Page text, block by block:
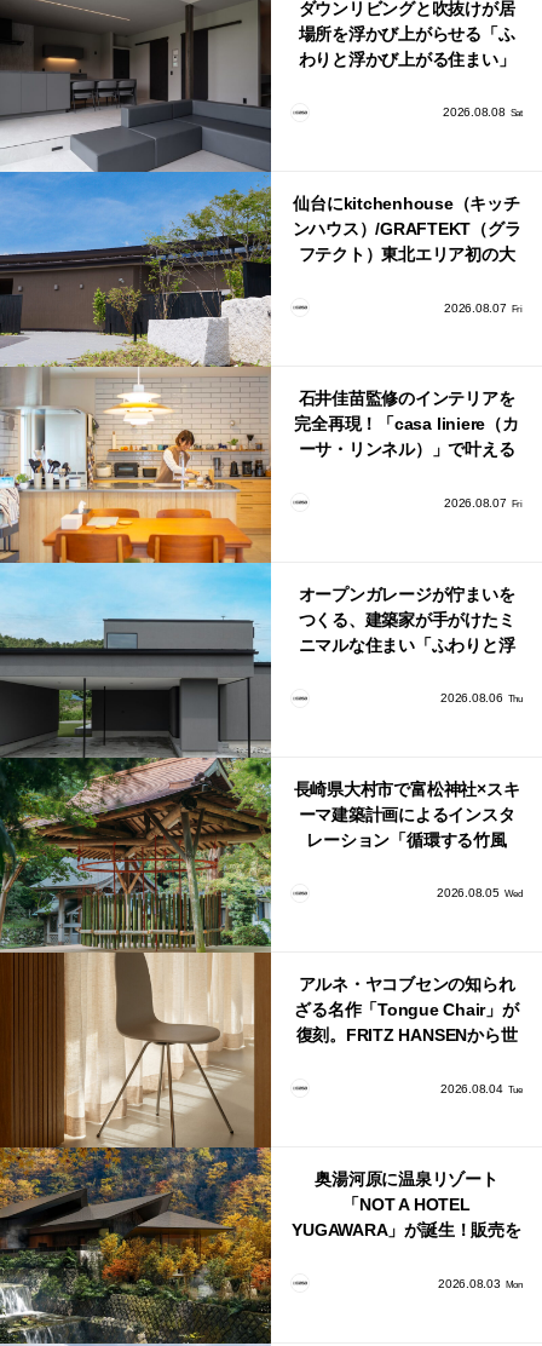
ダウンリビングと吹抜けが居
場所を浮かび上がらせる「ふ
わりと浮かび上がる住まい」
2026.08.08 Sat
仙台にkitchenhouse（キッチ
ンハウス）/GRAFTEKT（グラ
フテクト）東北エリア初の大
2026.08.07 Fri
石井佳苗監修のインテリアを
完全再現！「casa liniere（カ
ーサ・リンネル）」で叶える
2026.08.07 Fri
オープンガレージが佇まいを
つくる、建築家が手がけたミ
ニマルな住まい「ふわりと浮
2026.08.06 Thu
長崎県大村市で富松神社×スキ
ーマ建築計画によるインスタ
レーション「循環する竹風
2026.08.05 Wed
アルネ・ヤコブセンの知られ
ざる名作「Tongue Chair」が
復刻。FRITZ HANSENから世
2026.08.04 Tue
奥湯河原に温泉リゾート
「NOT A HOTEL
YUGAWARA」が誕生！販売を
2026.08.03 Mon